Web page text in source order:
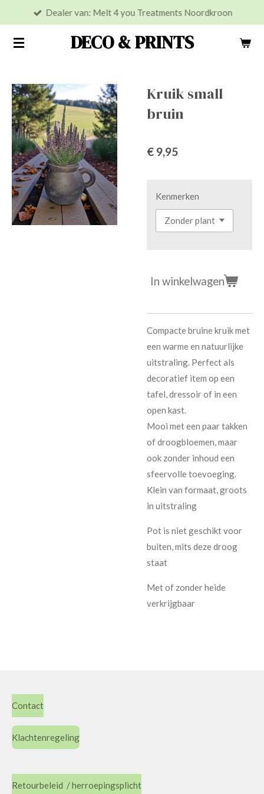
naar
DECO & PRINTS
Dealer van: Melt 4 you Treatments Noordkroon
Kruik small
bruin
€ 9,95
Kenmerken
In winkelwagen
Compacte bruine kruik met
een warme en natuurlijke
uitstraling. Perfect als
decoratief item op een
tafel, dressoir of in een
open kast.
Mooi met een paar takken
of droogbloemen, maar
ook zonder inhoud een
sfeervolle toevoeging.
Klein van formaat, groots
in uitstraling
Pot is niet geschikt voor
buiten, mits deze droog
staat
Met of zonder heide
verkrijgbaar
Contact
Klachtenregeling
Retourbeleid / herroepingsplicht